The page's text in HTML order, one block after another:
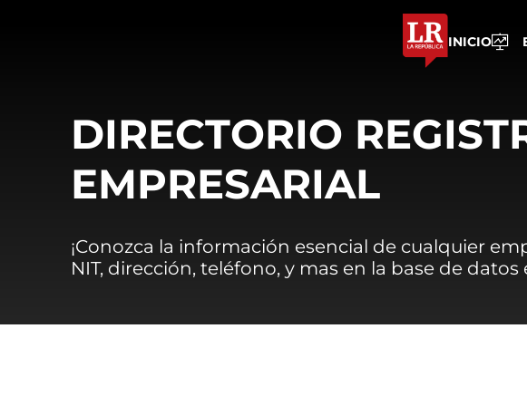
INICIO
DIRECTORIO
EMPRESARIAL
¡Conozca la información esencial de cualquier
NIT, dirección, teléfono, y mas en la base de